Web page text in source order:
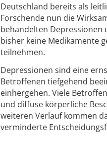
Deutschland bereits als
Forschende nun die
behandelten
bisher keine Medikamente
teilnehmen.
Depressionen sind eine
Betroffenen tiefgehend
einhergehen. Viele
und diffuse körperliche
weiteren Verlauf kommen
verminderte